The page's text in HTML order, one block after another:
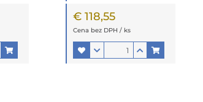
€ 118,55
Cena bez DPH / ks